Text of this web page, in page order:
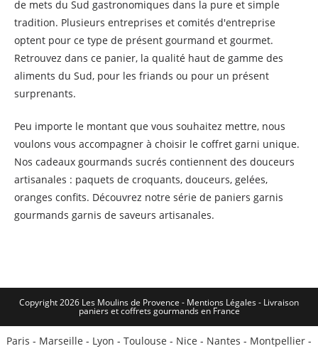
de mets du Sud gastronomiques dans la pure et simple
tradition. Plusieurs entreprises et comités d'entreprise
optent pour ce type de présent gourmand et gourmet.
Retrouvez dans ce panier, la qualité haut de gamme des
aliments du Sud, pour les friands ou pour un présent
surprenants.
Peu importe le montant que vous souhaitez mettre, nous
voulons vous accompagner à choisir le coffret garni unique.
Nos cadeaux gourmands sucrés contiennent des douceurs
artisanales : paquets de croquants, douceurs, gelées,
oranges confits. Découvrez notre série de paniers garnis
gourmands garnis de saveurs artisanales.
Copyright 2026 Les Moulins de Provence - Mentions Légales - Livraison
paniers et coffrets gourmands en France
Paris - Marseille - Lyon - Toulouse - Nice - Nantes - Montpellier -